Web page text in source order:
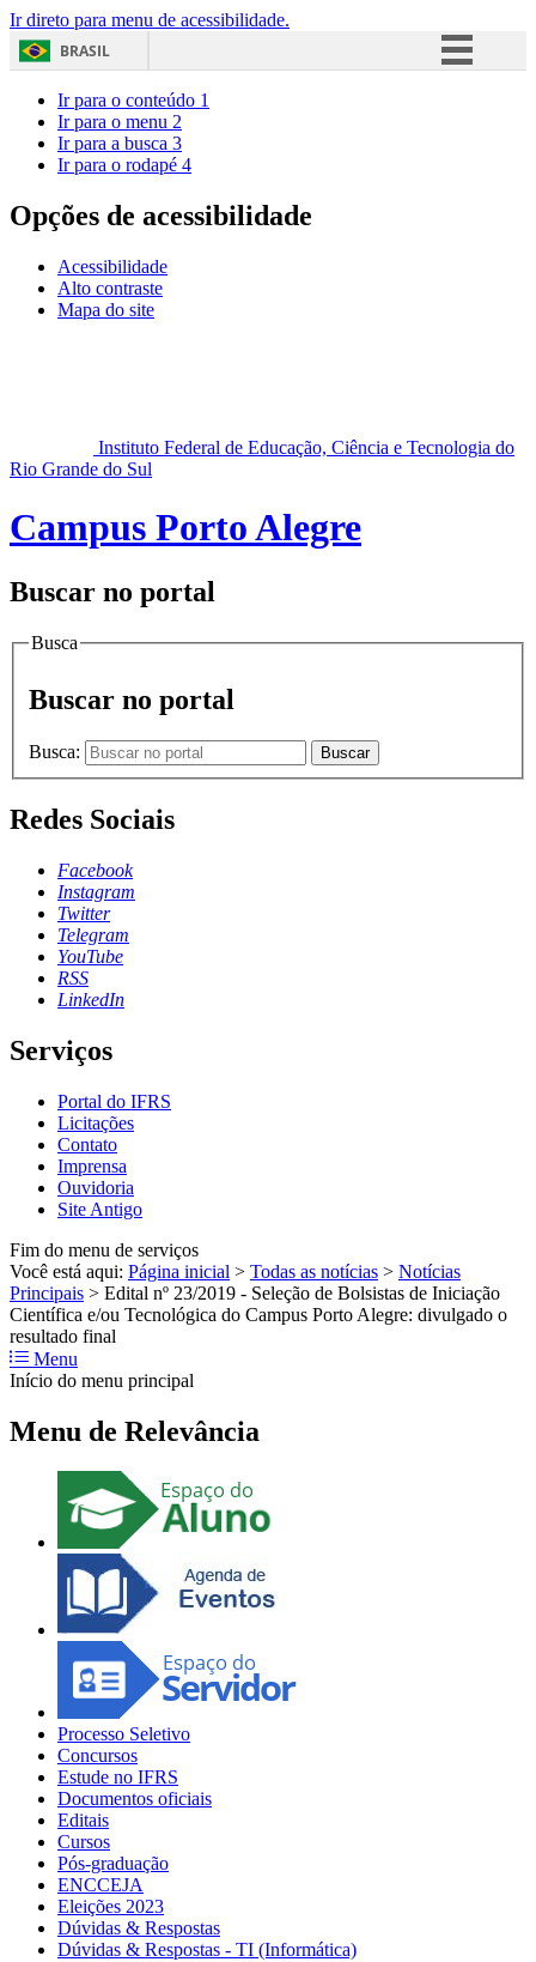
Ir direto para menu de acessibilidade.
BRASIL
Acesso à informação
Ir para o conteúdo 1
Ir para o menu 2
Ir para a busca 3
Ir para o rodapé 4
Opções de acessibilidade
Acessibilidade
Alto contraste
Mapa do site
Instituto Federal de Educação, Ciência e Tecnologia do
Rio Grande do Sul
Campus Porto Alegre
Buscar no portal
Busca
Buscar no portal
Busca: Buscar
Redes Sociais
Facebook
Instagram
Twitter
Telegram
YouTube
RSS
LinkedIn
Serviços
Portal do IFRS
Licitações
Contato
Imprensa
Ouvidoria
Site Antigo
Fim do menu de serviços
Você está aqui: Página inicial > Todas as notícias > Notícias
Principais > Edital nº 23/2019 - Seleção de Bolsistas de Iniciação
Científica e/ou Tecnológica do Campus Porto Alegre: divulgado o
resultado final
Menu
Início do menu principal
Menu de Relevância
Processo Seletivo
Concursos
Estude no IFRS
Documentos oficiais
Editais
Cursos
Pós-graduação
ENCCEJA
Eleições 2023
Dúvidas & Respostas
Dúvidas & Respostas - TI (Informática)